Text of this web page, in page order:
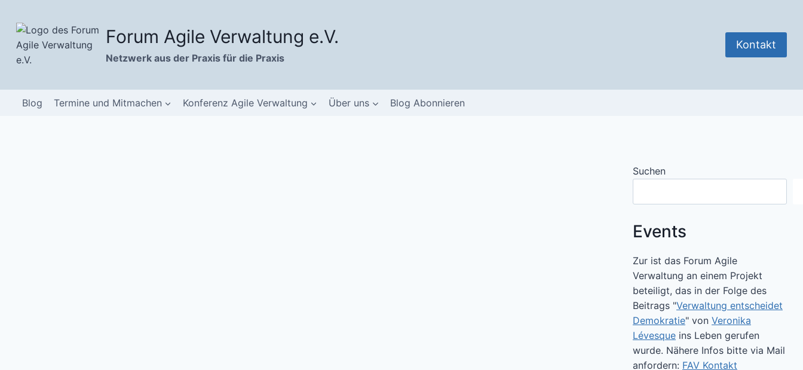
Inhalt
springen
Forum Agile Verwaltung e.V.
Netzwerk aus der Praxis für die Praxis
Kontakt
Blog Termine und Mitmachen Konferenz Agile Verwaltung Über uns Blog Abonnieren
Suchen
Events
Zur ist das Forum Agile
Verwaltung an einem Projekt
beteiligt, das in der Folge des
Beitrags "Verwaltung entscheidet
Demokratie" von Veronika
Lévesque ins Leben gerufen
wurde. Nähere Infos bitte via Mail
anfordern: FAV Kontakt